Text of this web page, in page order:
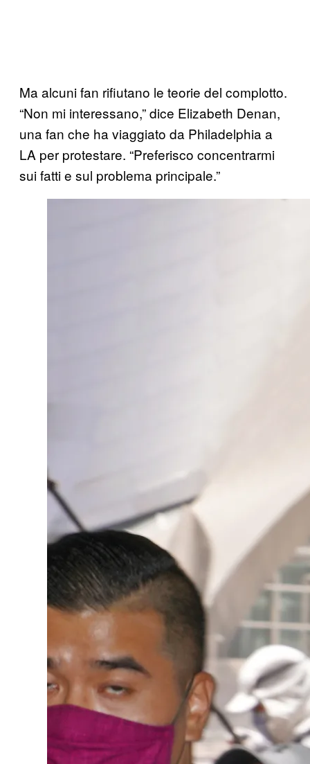
Ma alcuni fan rifiutano le teorie del complotto.
“Non mi interessano,” dice Elizabeth Denan,
una fan che ha viaggiato da Philadelphia a
LA per protestare. “Preferisco concentrarmi
sui fatti e sul problema principale.”